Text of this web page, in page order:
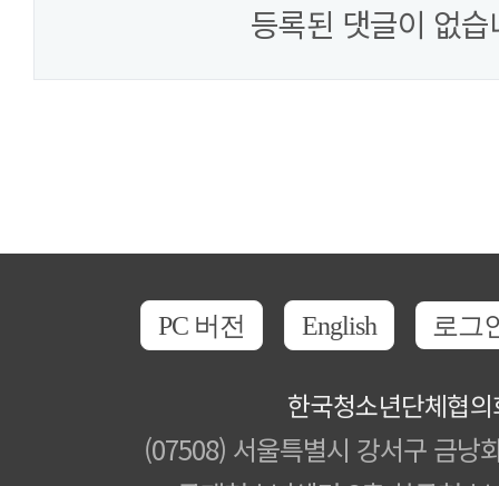
등록된 댓글이 없습
PC 버전 English 로그
한국청소년단체협
(07508) 서울특별시 강서구 금낭